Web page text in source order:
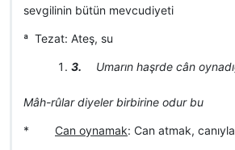
sevgilinin bütün mevcudiyeti
ª Tezat: Ateş, su
3. Umarın haşrde cân
Mâh-rûlar diyeler birbirine odur bu
* Can oynamak: Can atmak,